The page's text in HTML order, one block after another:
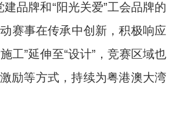
品牌和“阳光关爱”工会品牌的
赛事在传承中创新，积极响应
工”延伸至“设计”，竞赛区域也
励等方式，持续为粤港澳大湾